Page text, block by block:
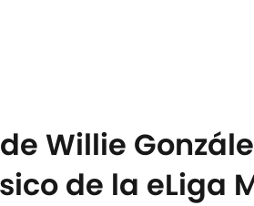
Willie
de la eLiga